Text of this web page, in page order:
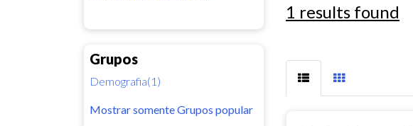
Grupos
Demografia(1)
Mostrar somente Grupos popular
1 results found